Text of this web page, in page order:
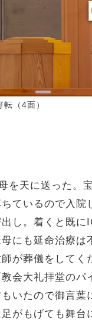
転（4面）
を天に送った。
ているので入
し。着くと既に
にも延命治療は
が葬儀をしてく
会大礼拝堂のパ
いたので御言葉
がもげても舞台